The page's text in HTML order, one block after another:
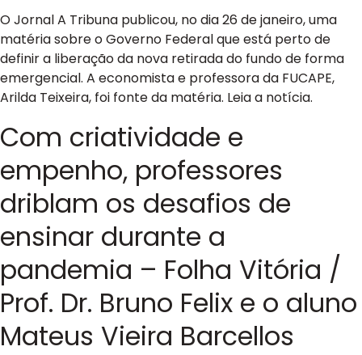
O Jornal A Tribuna publicou, no dia 26 de janeiro, uma
matéria sobre o Governo Federal que está perto de
definir a liberação da nova retirada do fundo de forma
emergencial. A economista e professora da FUCAPE,
Arilda Teixeira, foi fonte da matéria. Leia a notícia.
Com criatividade e
empenho, professores
driblam os desafios de
ensinar durante a
pandemia – Folha Vitória /
Prof. Dr. Bruno Felix e o aluno
Mateus Vieira Barcellos